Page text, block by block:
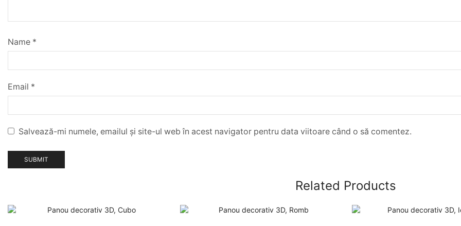
Name *
Email *
Salvează-mi numele, emailul și site-ul web în acest navigator pentru data viitoare când o să comentez.
Related Products